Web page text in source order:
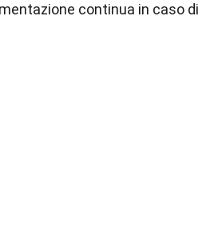
continua in caso di